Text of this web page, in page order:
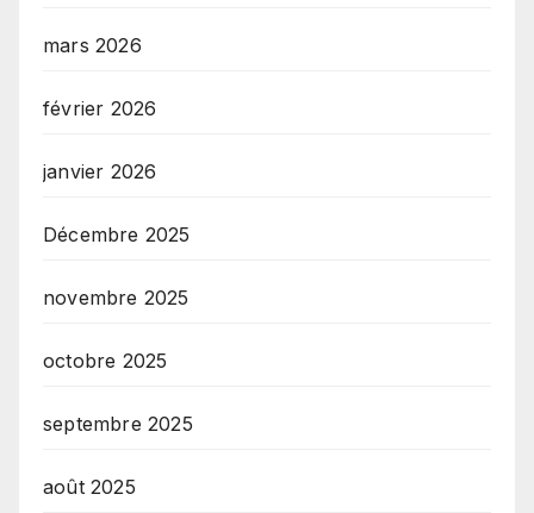
mars 2026
février 2026
janvier 2026
Décembre 2025
novembre 2025
octobre 2025
septembre 2025
août 2025